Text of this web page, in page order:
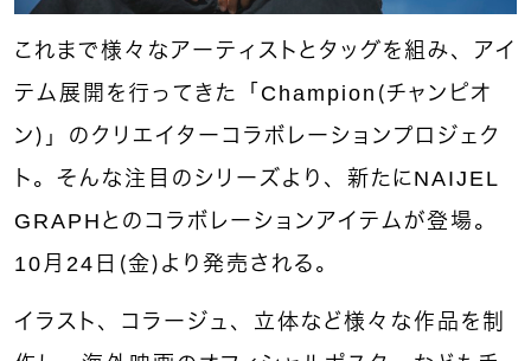
これまで様々なアーティストとタッグを組み、アイ
テム展開を行ってきた「Champion（チャンピオ
ン）」のクリエイターコラボレーションプロジェク
ト。そんな注目のシリーズより、新たにNAIJEL
GRAPHとのコラボレーションアイテムが登場。
10月24日（金）より発売される。
イラスト、コラージュ、立体など様々な作品を制